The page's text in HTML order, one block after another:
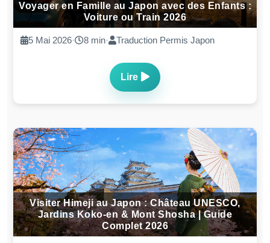
Voyager en Famille au Japon avec des Enfants :
Voiture ou Train 2026
5 Mai 2026· 8 min· Traduction Permis Japon
Lire
Visiter Himeji au Japon : Château UNESCO,
Jardins Koko-en & Mont Shosha | Guide
Complet 2026